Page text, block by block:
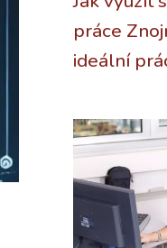
práce
ideální